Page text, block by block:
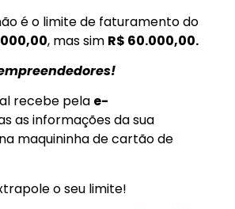
é o limite de faturamento do
, mas sim R$ 60.000,00.
recebe pela e-
as informações da sua
maquininha de cartão de
o seu limite!